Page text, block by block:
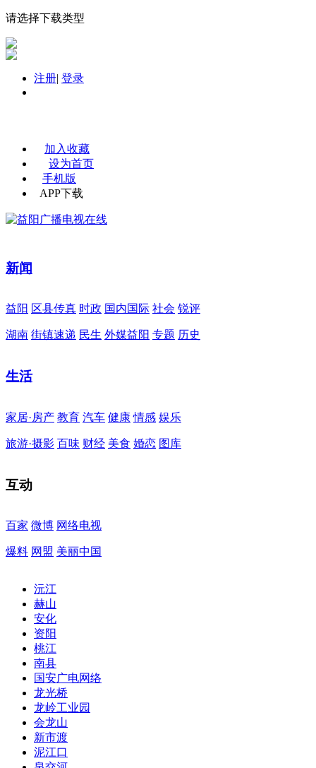
请选择下载类型
注册| 登录
加入收藏
设为首页
手机版
APP下载
新闻
益阳 区县传真 时政 国内国际 社会 锐评
湖南 街镇速递 民生 外媒益阳 专题 历史
生活
家居·房产 教育 汽车 健康 情感 娱乐
旅游·摄影 百味 财经 美食 婚恋 图库
互动
百家 微博 网络电视
爆料 网盟 美丽中国
沅江
赫山
安化
资阳
桃江
南县
国安广电网络
龙光桥
龙岭工业园
会龙山
新市渡
泥江口